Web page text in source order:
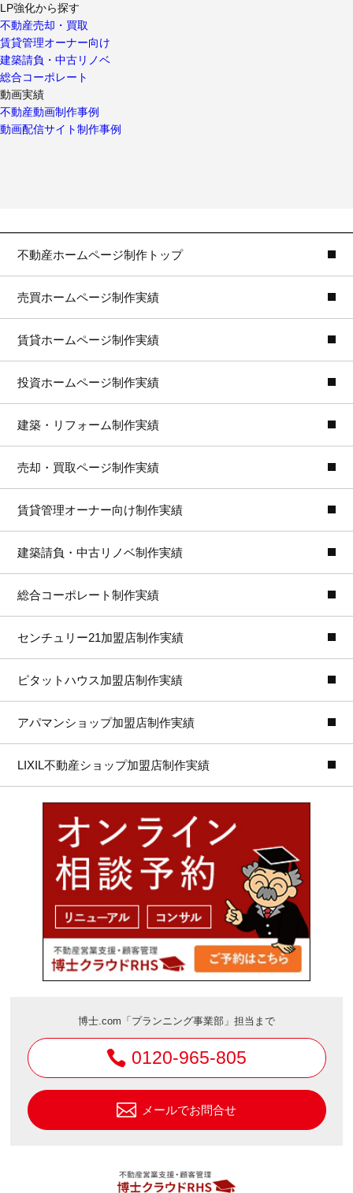
LP強化から探す
不動産売却・買取
賃貸管理オーナー向け
建築請負・中古リノベ
総合コーポレート
動画実績
不動産動画制作事例
動画配信サイト制作事例
不動産ホームページ制作トップ
売買ホームページ制作実績
賃貸ホームページ制作実績
投資ホームページ制作実績
建築・リフォーム制作実績
売却・買取ページ制作実績
賃貸管理オーナー向け制作実績
建築請負・中古リノベ制作実績
総合コーポレート制作実績
センチュリー21加盟店制作実績
ピタットハウス加盟店制作実績
アパマンショップ加盟店制作実績
LIXIL不動産ショップ加盟店制作実績
博士.com「プランニング事業部」担当まで
0120-965-805
メールでお問合せ